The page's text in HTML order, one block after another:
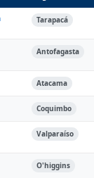
Tarapacá
Antofagasta
Atacama
Coquimbo
Valparaíso
O'higgins